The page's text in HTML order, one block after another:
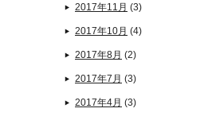
2017年11月 (3)
2017年10月 (4)
2017年8月 (2)
2017年7月 (3)
2017年4月 (3)